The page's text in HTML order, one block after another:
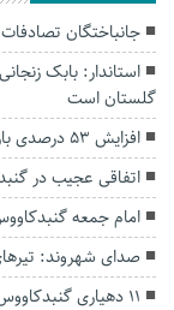
جانباختگان تصادفات
گلستان است
افزایش ۵۳ درصدی بارندگی‌ها در گلستان
اتفاقی عجیب در‌
امام جمعه
صدای شهروند:
۱۱ دهیاری گنبدکاووس به شبکه حفاظت مردمی منابع طبیعی پیوستند